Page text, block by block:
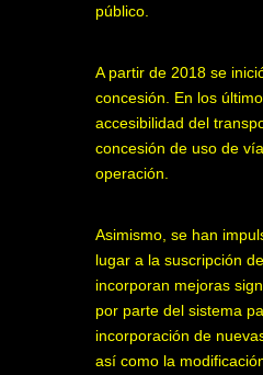
público.
A partir de 2018 se
concesión. En los
accesibilidad del
concesión de uso de
operación.
Asimismo, se han
lugar a la suscripción
incorporan mejoras
por parte del sistema
incorporación de
así como la